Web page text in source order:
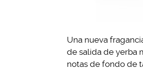
Una nueva
de salida de yerba
notas de fondo de